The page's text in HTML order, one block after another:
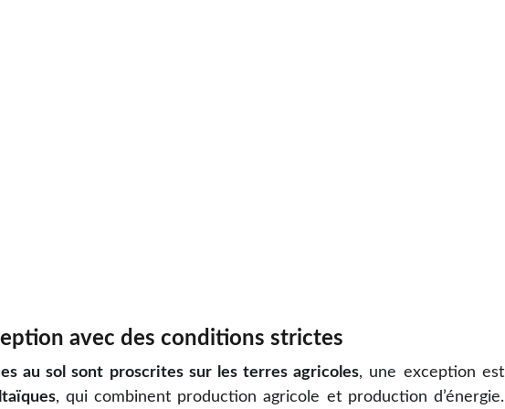
avec des conditions strictes
au sol sont proscrites sur les terres agricoles, une exception est
, qui combinent production agricole et production d’énergie.